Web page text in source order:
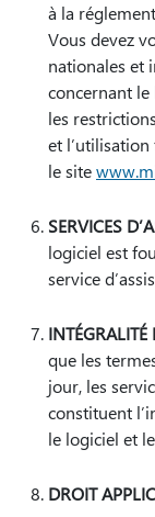
à la
Vous devez
nationales et
concernant
les
et
le site
SERVICES
logiciel est
service
INTÉGRALITÉ
que les
jour, les
constituent
le logiciel et
DROIT